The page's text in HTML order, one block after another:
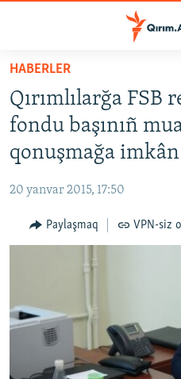
Esas
qaytmaq
Baş
qaytmaq
Qıdıruvğa
qaytmaq
HABERLER
SİYASET
MEDENİYET
İNSAN AQLARI
BLOGLAR
FİKİR
HABERLER
Qırımlılarğa FSB
fondu başınıñ
qonuşmağa
20 yanvar 2015, 17:50
Paylaşmaq VPN-siz